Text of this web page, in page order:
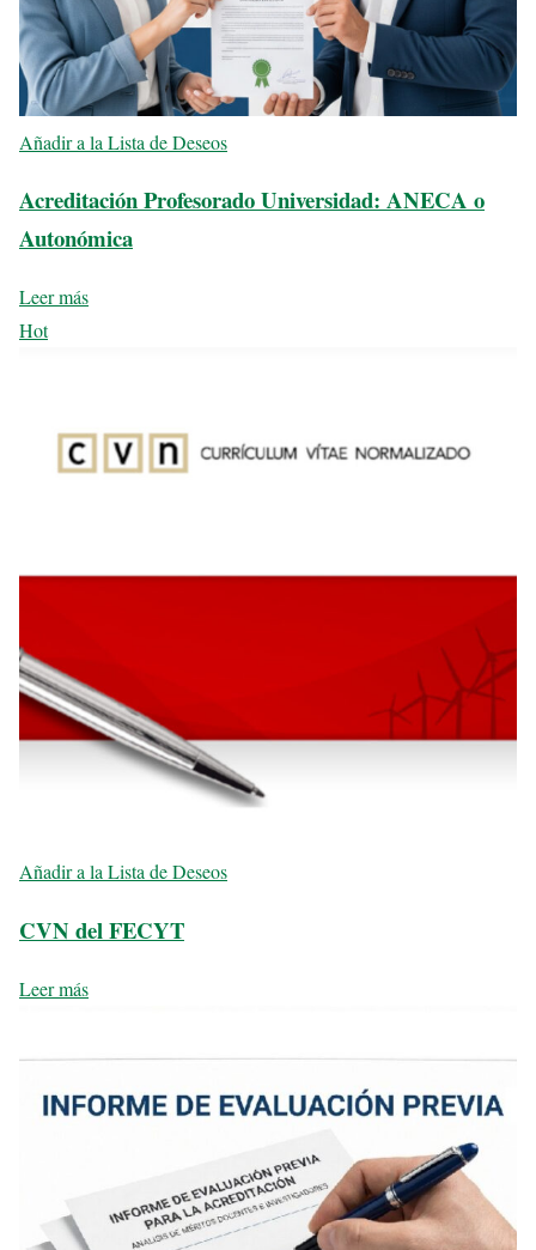
Añadir a la Lista de Deseos
Acreditación Profesorado Universidad: ANECA o
Autonómica
Leer más
Hot
Añadir a la Lista de Deseos
CVN del FECYT
Leer más